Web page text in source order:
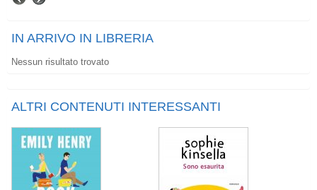
IN ARRIVO IN LIBRERIA
Nessun risultato trovato
ALTRI CONTENUTI INTERESSANTI